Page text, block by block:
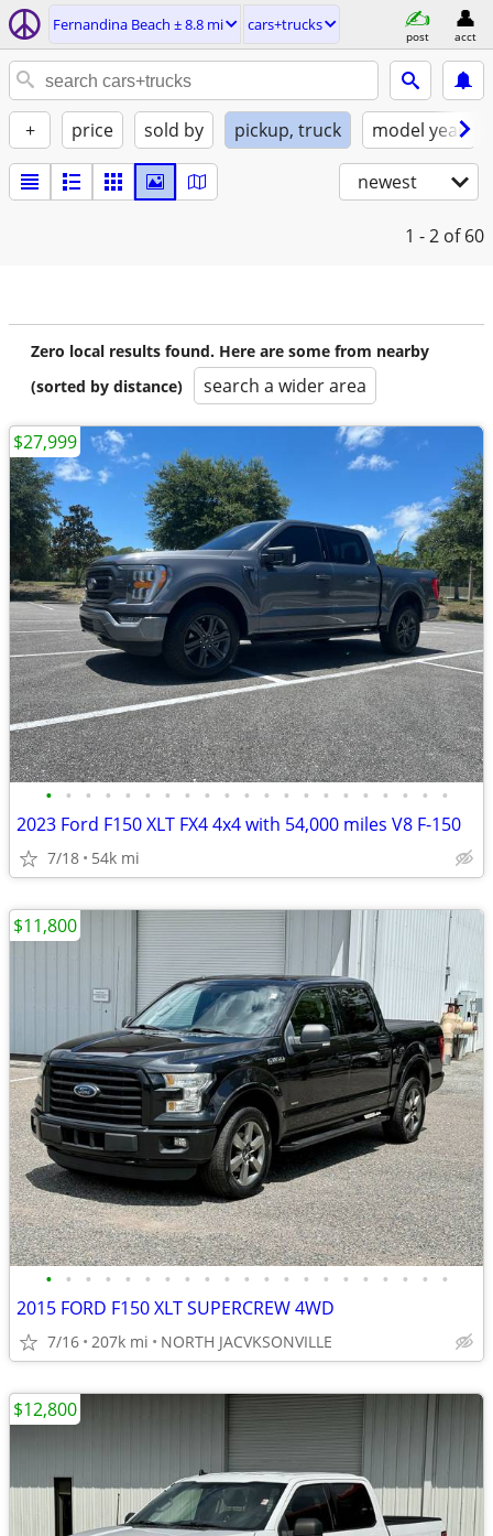
Fernandina Beach ± 8.8 mi cars+trucks
post acct
+ price sold by pickup, truck model year
newest
1 - 2 of 60
Zero local results found. Here are some from nearby
(sorted by distance)
search a wider area
• • • • • • • • • • • • • • • • • • • • •
2023 Ford F150 XLT FX4 4x4 with 54,000 miles V8 F-150
7/18 54k mi
$27,999
• • • • • • • • • • • • • • • • • • • • •
2015 FORD F150 XLT SUPERCREW 4WD
7/16 207k mi NORTH JACVKSONVILLE
$11,800
$12,800